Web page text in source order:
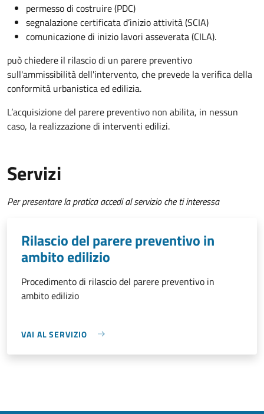
permesso di costruire (PDC)
segnalazione certificata d’inizio attività (SCIA)
comunicazione di inizio lavori asseverata (CILA).
può chiedere il rilascio di un parere preventivo
sull'ammissibilità dell'intervento, che prevede la verifica della
conformità urbanistica ed edilizia.
L’acquisizione del parere preventivo non abilita, in nessun
caso, la realizzazione di interventi edilizi.
Servizi
Per presentare la pratica accedi al servizio che ti interessa
Rilascio del parere preventivo in
ambito edilizio
Procedimento di rilascio del parere preventivo in
ambito edilizio
VAI AL SERVIZIO